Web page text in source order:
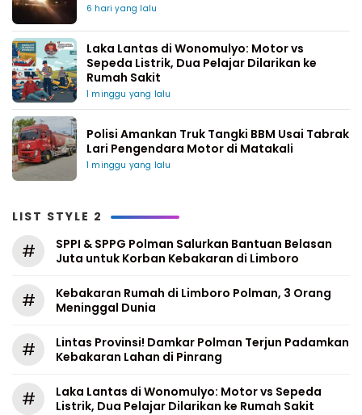
6 hari yang lalu
Laka Lantas di Wonomulyo: Motor vs
Sepeda Listrik, Dua Pelajar Dilarikan ke
Rumah Sakit
1 minggu yang lalu
Polisi Amankan Truk Tangki BBM Usai Tabrak
Lari Pengendara Motor di Matakali
1 minggu yang lalu
LIST STYLE 2
#
SPPI & SPPG Polman Salurkan Bantuan Belasan
Juta untuk Korban Kebakaran di Limboro
#
Kebakaran Rumah di Limboro Polman, 3 Orang
Meninggal Dunia
#
Lintas Provinsi! Damkar Polman Terjun Padamkan
Kebakaran Lahan di Pinrang
#
Laka Lantas di Wonomulyo: Motor vs Sepeda
Listrik, Dua Pelajar Dilarikan ke Rumah Sakit